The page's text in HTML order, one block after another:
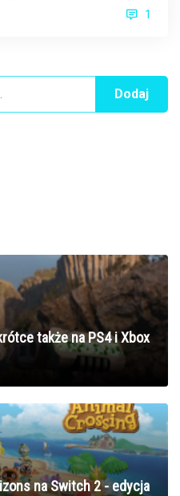
1
Dodaj
także na PS4 i Xbox
na Switch 2 - edycja